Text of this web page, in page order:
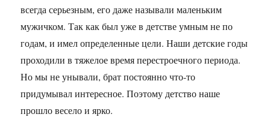
всегда серьезным, его даже называли маленьким
мужичком. Так как был уже в детстве умным не по
годам, и имел определенные цели. Наши детские годы
проходили в тяжелое время перестроечного периода.
Но мы не унывали, брат постоянно что-то
придумывал интересное. Поэтому детство наше
прошло весело и ярко.